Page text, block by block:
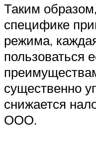
Таким
специфике
режима,
пользоваться
существенно
снижается
ООО.